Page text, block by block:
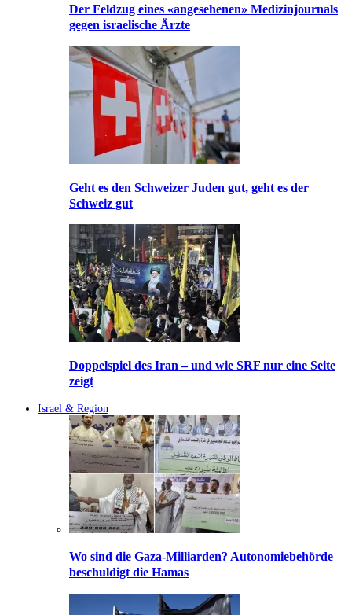
Der Feldzug eines «angesehenen» Medizinjournals
gegen israelische Ärzte
Geht es den Schweizer Juden gut, geht es der
Schweiz gut
Doppelspiel des Iran – und wie SRF nur eine Seite
zeigt
Israel & Region
Wo sind die Gaza-Milliarden? Autonomiebehörde
beschuldigt die Hamas